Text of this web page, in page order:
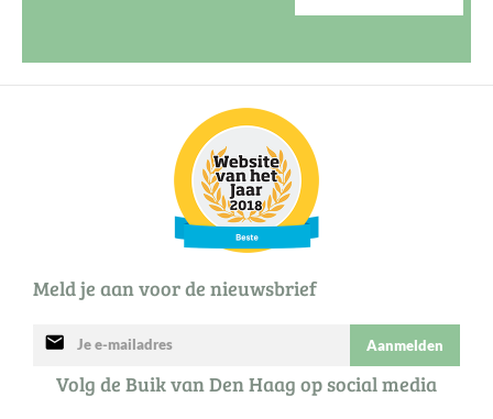
Meld je aan voor de nieuwsbrief
mail Aanmelden
Volg de Buik van Den Haag op social media